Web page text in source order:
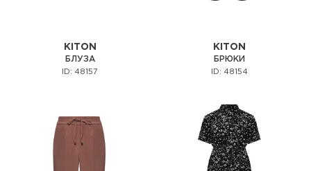
KITON
БЛУЗА
ID: 48157
KITON
БРЮКИ
ID: 48154